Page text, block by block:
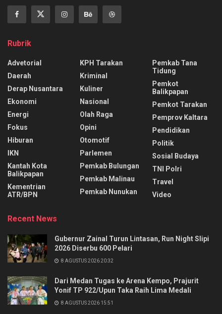
Rubrik
Advetorial
Daerah
Derap Nusantara
Ekonomi
Energi
Fokus
Hiburan
IKN
Kantah Kota
Balikpapan
Kementrian
ATR/BPN
KPH Tarakan
Kriminal
Kuliner
Nasional
Olah Raga
Opini
Otomotif
Parlemen
Pemkab Bulungan
Pemkab Malinau
Pemkab Nunukan
Pemkab Tana
Tidung
Pemkot
Balikpapan
Pemkot Tarakan
Pemprov Kaltara
Pendidikan
Politik
Sosial Budaya
TNI Polri
Travel
Video
Recent News
Gubernur Zainal Turun Lintasan, Run Night Slipi
2026 Diserbu 600 Pelari
8 AGUSTUS 2026 20:32
Dari Medan Tugas ke Arena Kempo, Prajurit
Yonif TP 922/Upun Taka Raih Lima Medali
8 AGUSTUS 2026 15:51